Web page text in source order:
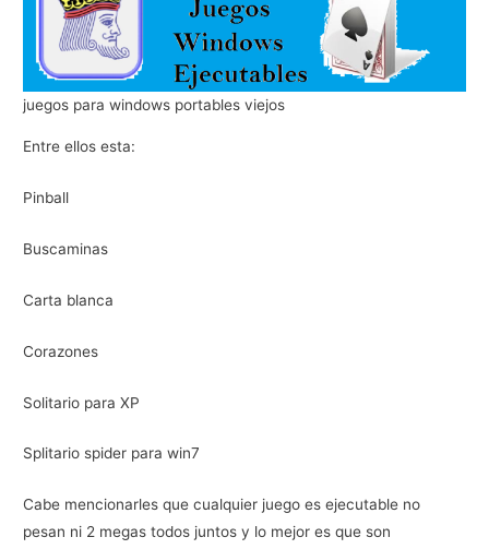
juegos para windows portables viejos
Entre ellos esta:
Pinball
Buscaminas
Carta blanca
Corazones
Solitario para XP
Splitario spider para win7
Cabe mencionarles que cualquier juego es ejecutable no
pesan ni 2 megas todos juntos y lo mejor es que son